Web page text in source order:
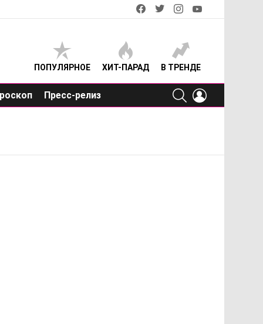
facebooktwitterinstagram
ПОПУЛЯРНОЕ ХИТ-ПАРАД В ТРЕНДЕ
Пресс-релиз
SEARCH